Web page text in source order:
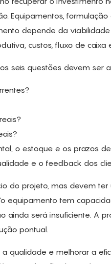
Equipamentos,
depende da
custos, fluxo de
seis questões devem ser
o estoque e os prazos
e o feedback dos
do projeto, mas devem
equipamento tem
ainda será insuficiente. A
pontual.
qualidade e melhorar a